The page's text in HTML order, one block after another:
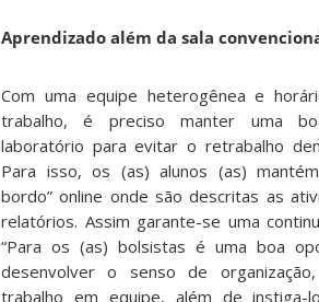
Aprendizado além da sala
Com uma equipe heterogênea e
trabalho, é preciso manter uma
laboratório para evitar o retrabalho
Para isso, os (as) alunos (as)
bordo” online onde são descritas as
relatórios. Assim garante-se uma
“Para os (as) bolsistas é uma boa
desenvolver o senso de
trabalho em equipe, além de instiga-